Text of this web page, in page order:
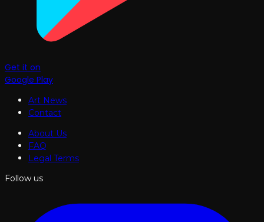
Get it on
Google Play
Art News
Contact
About Us
FAQ
Legal Terms
Follow us